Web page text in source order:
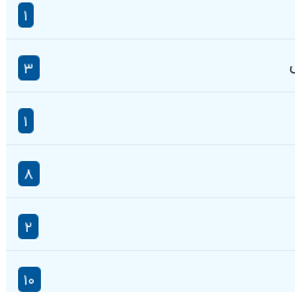
۳
۸
۲
۱۰